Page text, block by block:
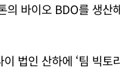
바이오 BDO를 생산
법인 산하에 ‘팀 빅토